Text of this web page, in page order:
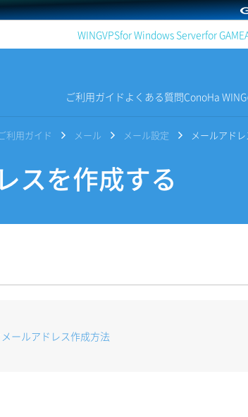
WINGVPSfor Windows Serverfor GAME
ご利用ガイド よくある質問ConoHa
利用ガイド メール メール設定 メールアド
スを作成する
メールアドレス作成方法